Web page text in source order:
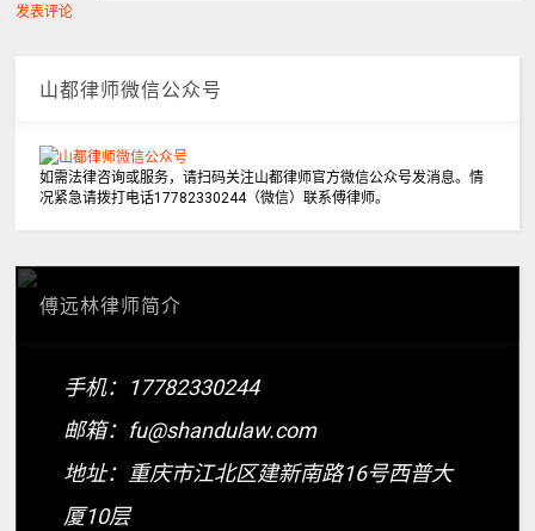
发表评论
山都律师微信公众号
如需法律咨询或服务，请扫码关注山都律师官方微信公众号发消息。情
况紧急请拨打电话17782330244（微信）联系傅律师。
傅远林律师简介
手机：17782330244
邮箱：fu@shandulaw.com
地址：重庆市江北区建新南路16号西普大
厦10层